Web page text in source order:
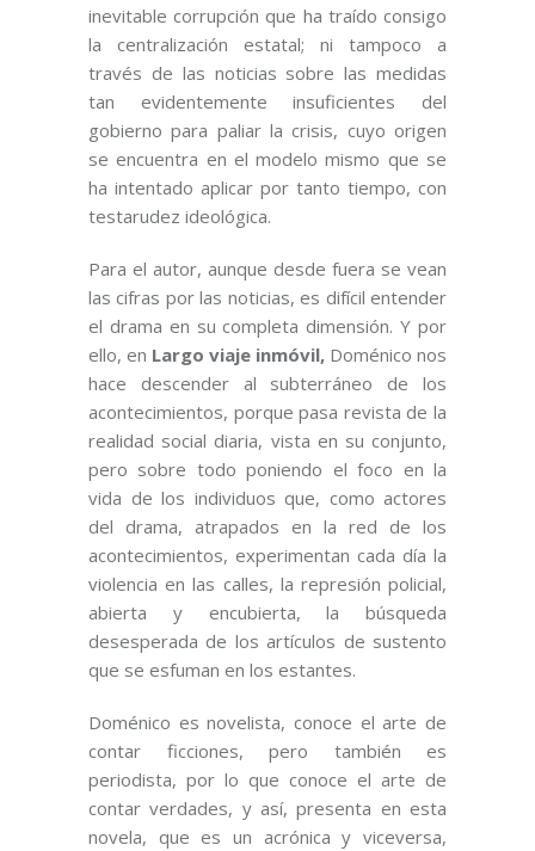
inevitable corrupción que ha traído consigo
la centralización estatal; ni tampoco a
través de las noticias sobre las medidas
tan evidentemente insuficientes del
gobierno para paliar la crisis, cuyo origen
se encuentra en el modelo mismo que se
ha intentado aplicar por tanto tiempo, con
testarudez ideológica.
Para el autor, aunque desde fuera se vean
las cifras por las noticias, es difícil entender
el drama en su completa dimensión. Y por
ello, en Largo viaje inmóvil, Doménico nos
hace descender al subterráneo de los
acontecimientos, porque pasa revista de la
realidad social diaria, vista en su conjunto,
pero sobre todo poniendo el foco en la
vida de los individuos que, como actores
del drama, atrapados en la red de los
acontecimientos, experimentan cada día la
violencia en las calles, la represión policial,
abierta y encubierta, la búsqueda
desesperada de los artículos de sustento
que se esfuman en los estantes.
Doménico es novelista, conoce el arte de
contar ficciones, pero también es
periodista, por lo que conoce el arte de
contar verdades, y así, presenta en esta
novela, que es un acrónica y viceversa,